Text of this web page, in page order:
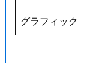
グラフィック